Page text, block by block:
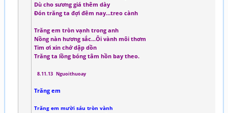
Dù cho sương giá thêm dày
Đón trăng ta đợi đêm nay…treo cành
Trăng em tròn vạnh trong anh
Nồng nàn hương sắc...Ôi vành môi thơm
Tim ơi xin chớ dập dồn
Trăng ta lồng bóng tâm hồn bay theo.
8.11.13 Nguoithuoay
Trăng em
Trăng em mười sáu tròn vành